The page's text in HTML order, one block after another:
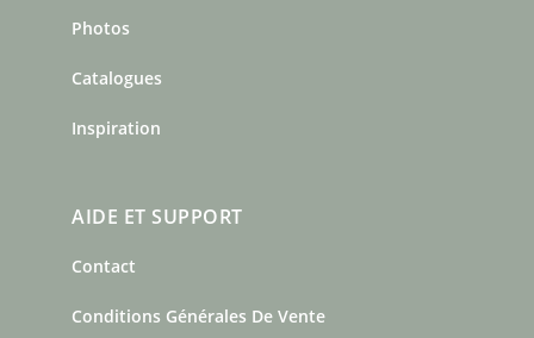
Photos
Catalogues
Inspiration
AIDE ET SUPPORT
Contact
Conditions Générales De Vente